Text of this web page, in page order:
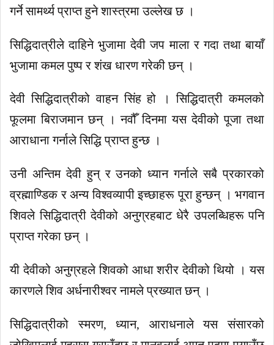
गर्ने सामर्थ्य प्राप्त हुने शास्त्रमा उल्लेख छ ।
सिद्धिदात्रीले दाहिने भुजामा देवी जप माला र गदा तथा बायाँ
भुजामा कमल पुष्प र शंख धारण गरेकी छन् ।
देवी सिद्धिदात्रीको वाहन सिंह हो । सिद्धिदात्री कमलको
फूलमा बिराजमान छन् । नवौँ दिनमा यस देवीको पूजा तथा
आराधाना गर्नाले सिद्धि प्राप्त हुन्छ ।
उनी अन्तिम देवी हुन् र उनको ध्यान गर्नाले सबै प्रकारको
व्रह्माण्डिक र अन्य विश्वव्यापी इच्छाहरू पूरा हुन्छन् । भगवान
शिवले सिद्धिदात्री देवीको अनुग्रहबाट धेरै उपलब्धिहरू पनि
प्राप्त गरेका छन् ।
यी देवीको अनुग्रहले शिवको आधा शरीर देवीको थियो । यस
कारणले शिव अर्धनारीश्वर नामले प्रख्यात छन् ।
सिद्धिदात्रीको स्मरण, ध्यान, आराधनाले यस संसारको